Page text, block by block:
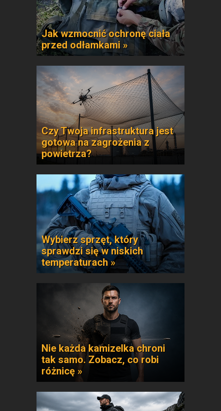
Jak wzmocnić ochronę ciała
przed odłamkami »
Czy Twoja infrastruktura jest
gotowa na zagrożenia z
powietrza?
Wybierz sprzęt, który
sprawdzi się w niskich
temperaturach »
Nie każda kamizelka chroni
tak samo. Zobacz, co robi
różnicę »